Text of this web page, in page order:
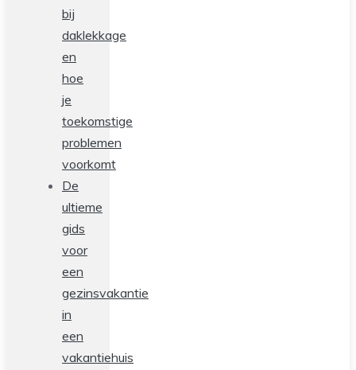
bij
daklekkage
en
hoe
je
toekomstige
problemen
voorkomt
De
ultieme
gids
voor
een
gezinsvakantie
in
een
vakantiehuis